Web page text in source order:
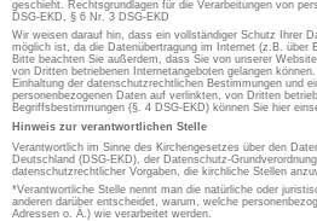
geschieht. Rechtsgrundlagen für die Verarbeitungen von
DSG-EKD, § 6 Nr. 3 DSG-EKD
Wir weisen darauf hin, dass ein vollständiger Schutz Ihrer
möglich ist, da die Datenübertragung im Internet (z.B. über
Bitte beachten Sie außerdem, dass Sie von unserer
von Dritten betriebenen Internetangeboten gelangen
Einhaltung der datenschutzrechtlichen Bestimmungen und
personenbezogenen Daten auf verlinkten, von Dritten
Begriffsbestimmungen (§. 4 DSG-EKD) können Sie hier
Hinweis zur verantwortlichen Stelle
Verantwortlich im Sinne des Kirchengesetzes über den
Deutschland (DSG-EKD), der Datenschutz-
datenschutzrechtlicher Vorgaben, die kirchliche Stellen
*Verantwortliche Stelle nennt man die natürliche oder
anderen darüber entscheidet, warum, welche
Adressen o. Ä.) wie verarbeitet werden.